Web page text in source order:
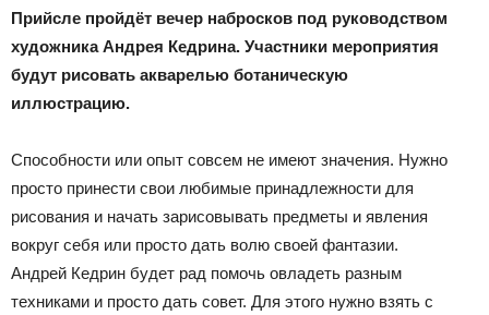
Прийсле пройдёт вечер набросков под руководством
художника Андрея Кедрина. Участники мероприятия
будут рисовать акварелью ботаническую
иллюстрацию.
Способности или опыт совсем не имеют значения. Нужно
просто принести свои любимые принадлежности для
рисования и начать зарисовывать предметы и явления
вокруг себя или просто дать волю своей фантазии.
Андрей Кедрин будет рад помочь овладеть разным
техниками и просто дать совет. Для этого нужно взять с